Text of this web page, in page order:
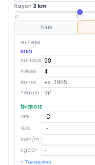
Rayon 2 km
0 2
Tous
FILTRES
BIEN
Surface
Pièces
Année
Terrain
ÉNERGIE
DPE
GES
kWh/m²
kgCO²
+ Transaction